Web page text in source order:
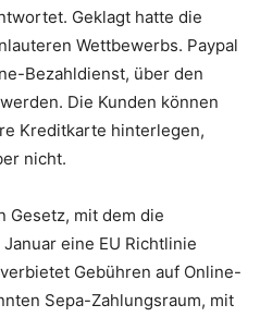
Geklagt hatte die
Wettbewerbs. Paypal
Bezahldienst, über den
Die Kunden können
Kreditkarte hinterlegen,
nicht.
Gesetz, mit dem die
eine EU Richtlinie
Gebühren auf Online-
Sepa-Zahlungsraum, mit